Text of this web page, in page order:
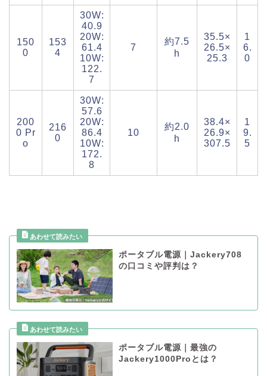
150
0
153
4
30W:
40.9
20W:
61.4
10W:
122.
7
7
約7.5
h
35.5×
26.5×
25.3
1
6.
0
200
0 Pr
o
216
0
30W:
57.6
20W:
86.4
10W:
172.
8
10
約2.0
h
38.4×
26.9×
307.5
1
9.
5
ポータブル電源｜Jackery708
の口コミや評判は？
ポータブル電源｜最強の
Jackery1000Proとは？